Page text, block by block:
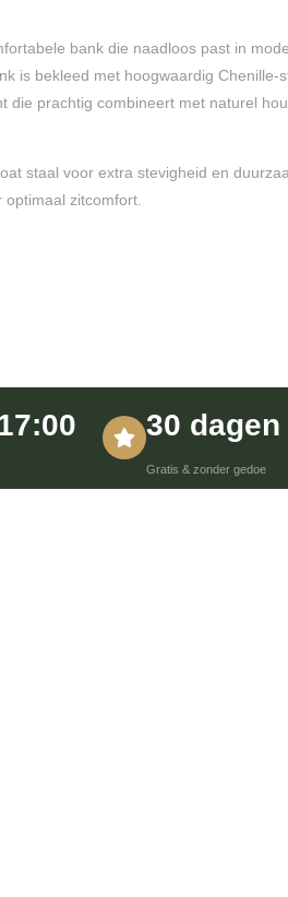
bank die naadloos past in
is bekleed met hoogwaardig Chenille-
prachtig combineert met naturel
staal voor extra stevigheid en
optimaal zitcomfort.
30
Gratis & zonder gedoe